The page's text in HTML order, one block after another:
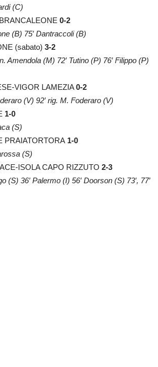
(C)
0-2
(B) 75′ Dantraccoli (B)
(sabato) 3-2
Amendola (M) 72′ Tutino (P) 76′ Filippo (P)
VIGOR LAMEZIA0-2
(V) 92′ rig. M. Foderaro (V)
1-0
(S)
PRAIATORTORA 1-0
(S)
ISOLA CAPO RIZZUTO 2-3
(S) 36′ Palermo (I) 56′ Doorson (S) 73′, 77′